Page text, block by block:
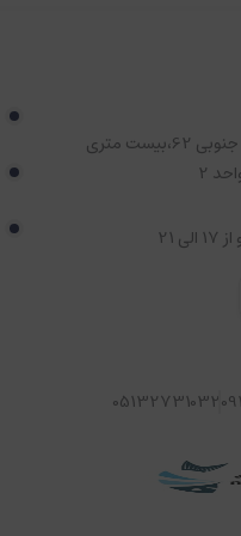
مشهد،بولوار طبرسی جنوبی 62،بیست متری
05132731032